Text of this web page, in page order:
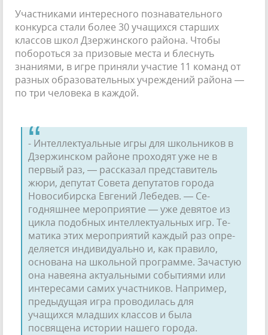
Участниками интересного познаватель­ного
конкурса стали более 30 учащихся стар­ших
классов школ Дзержинского района. Чтобы
побороться за призовые места и блес­нуть
знаниями, в игре приняли участие 11 ко­манд от
разных образовательных учрежде­ний района —
по три человека в каждой.
- Интеллектуальные игры для школьни­ков в
Дзержинском районе проходят уже не в
первый раз, — рассказал представитель
жюри, депутат Совета депутатов города
Новосибирска Евгений Лебедев. — Се­
годняшнее мероприятие — уже девятое из
цикла подобных интеллектуальных игр. Те­
матика этих мероприятий каждый раз опре­
деляется индивидуально и, как правило,
основана на школьной программе. Зачастую
она навеяна актуальными событиями или
ин­тересами самих участников. Например,
предыдущая игра проводилась для
учащихся младших классов и была
посвящена истории нашего города.